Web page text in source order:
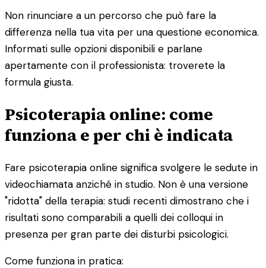
Non rinunciare a un percorso che può fare la
differenza nella tua vita per una questione economica.
Informati sulle opzioni disponibili e parlane
apertamente con il professionista: troverete la
formula giusta.
Psicoterapia online: come
funziona e per chi è indicata
Fare psicoterapia online significa svolgere le sedute in
videochiamata anziché in studio. Non è una versione
"ridotta" della terapia: studi recenti dimostrano che i
risultati sono comparabili a quelli dei colloqui in
presenza per gran parte dei disturbi psicologici.
Come funziona in pratica: